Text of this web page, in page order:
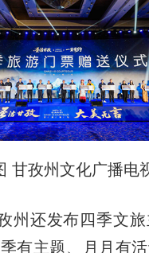
甘孜州文化广播电
还发布四季文旅
有主题、月月有